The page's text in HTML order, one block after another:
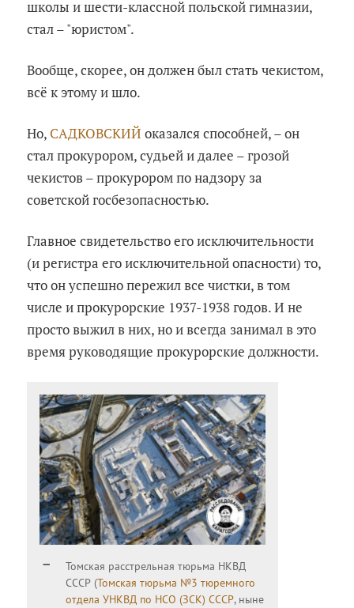
школы и шести-классной польской гимназии,
стал – "юристом".
Вообще, скорее, он должен был стать чекистом,
всё к этому и шло.
Но, САДКОВСКИЙ оказался способней, – он
стал прокурором, судьей и далее – грозой
чекистов – прокурором по надзору за
советской госбезопасностью.
Главное свидетельство его исключительности
(и регистра его исключительной опасности) то,
что он успешно пережил все чистки, в том
числе и прокурорские 1937-1938 годов. И не
просто выжил в них, но и всегда занимал в это
время руководящие прокурорские должности.
Томская расстрельная тюрьма НКВД
СССР (Томская тюрьма №3 тюремного
отдела УНКВД по НСО (ЗСК) СССР, ныне